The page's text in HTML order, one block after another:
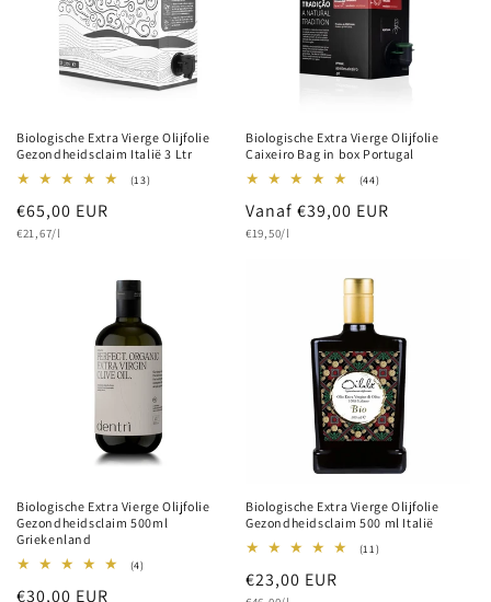
Biologische Extra Vierge Olijfolie
Gezondheidsclaim Italië 3 Ltr
(13)13
Normale
prijs
€65,00 EUR
Eenheidsprijs
€21,67/l
Biologische Extra Vierge Olijfolie
Caixeiro Bag in box Portugal
(44)44
aantal
Normale
prijs
Vanaf €39,00 EUR
Eenheidsprijs
€19,50/l
Biologische Extra Vierge Olijfolie
Gezondheidsclaim 500ml
Griekenland
(4)4
Normale
€30,00 EUR
Biologische Extra Vierge Olijfolie
Gezondheidsclaim 500 ml Italië
(11)11
Normale
€23,00 EUR